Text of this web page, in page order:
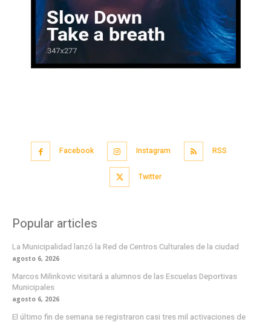
Facebook Instagram RSS
Twitter
Popular articles
La Municipalidad lanzó la Red de Centros Culturales de la ciudad
agosto 6, 2026
Marcos Milinkovic visitará a alumnos de las Escuelas Deportivas
Municipales
agosto 6, 2026
El último fin de semana se registraron casi tres mil activaciones de